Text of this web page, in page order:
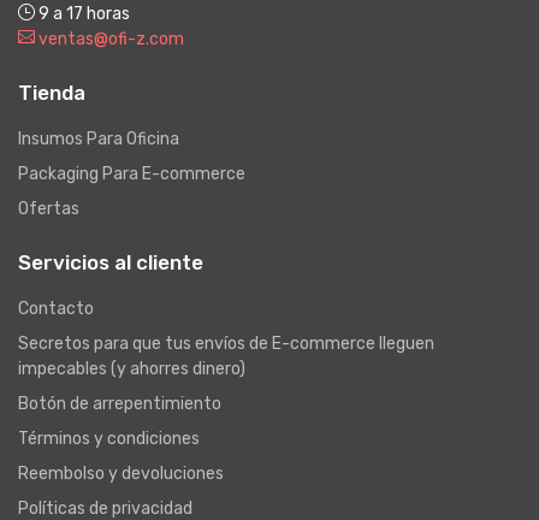
9 a 17 horas
ventas@ofi-z.com
Tienda
Insumos Para Oficina
Packaging Para E-commerce
Ofertas
Servicios al cliente
Contacto
Secretos para que tus envíos de E-commerce lleguen
impecables (y ahorres dinero)
Botón de arrepentimiento
Términos y condiciones
Reembolso y devoluciones
Políticas de privacidad